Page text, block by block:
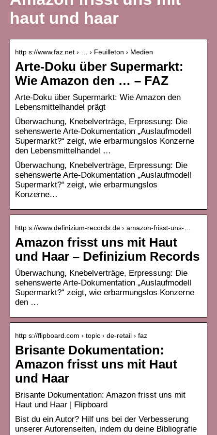
haut und haar
http s://www.faz.net › … › Feuilleton › Medien
Arte-Doku über Supermarkt:
Wie Amazon den … – FAZ
Arte-Doku über Supermarkt: Wie Amazon den
Lebensmittelhandel prägt
Überwachung, Knebelverträge, Erpressung: Die
sehenswerte Arte-Dokumentation „Auslaufmodell
Supermarkt?“ zeigt, wie erbarmungslos Konzerne
den Lebensmittelhandel …
Überwachung, Knebelverträge, Erpressung: Die
sehenswerte Arte-Dokumentation „Auslaufmodell
Supermarkt?“ zeigt, wie erbarmungslos
Konzerne…
http s://www.definizium-records.de › amazon-frisst-uns-…
Amazon frisst uns mit Haut
und Haar – Definizium Records
Überwachung, Knebelverträge, Erpressung: Die
sehenswerte Arte-Dokumentation „Auslaufmodell
Supermarkt?“ zeigt, wie erbarmungslos Konzerne
den …
http s://flipboard.com › topic › de-retail › faz
Brisante Dokumentation:
Amazon frisst uns mit Haut
und Haar
Brisante Dokumentation: Amazon frisst uns mit
Haut und Haar | Flipboard
Bist du ein Autor? Hilf uns bei der Verbesserung
unserer Autorenseiten, indem du deine Bibliografie